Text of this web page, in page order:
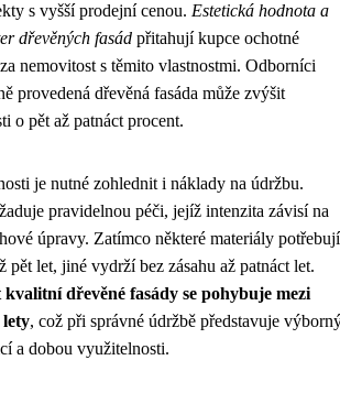
s vyšší prodejní cenou. Estetická hodnota a
dřevěných fasád přitahují kupce ochotné
nemovitost s těmito vlastnostmi. Odborníci
provedená dřevěná fasáda může zvýšit
o pět až patnáct procent.
je nutné zohlednit i náklady na údržbu.
pravidelnou péči, jejíž intenzita závisí na
úpravy. Zatímco některé materiály potřebují
pět let, jiné vydrží bez zásahu až patnáct let.
dřevěné fasády se pohybuje mezi
lety, což při správné údržbě představuje
a dobou využitelnosti.